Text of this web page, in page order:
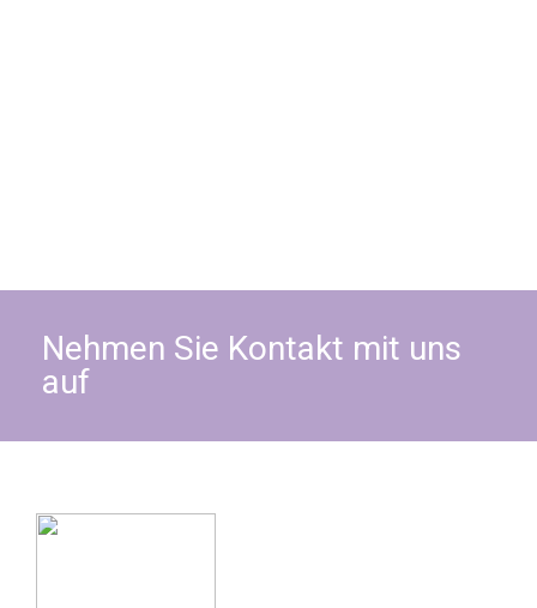
Nehmen Sie Kontakt mit uns
auf